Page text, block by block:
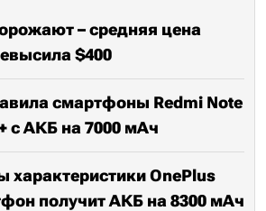
– средняя цена
$400
смартфоны Redmi Note
с АКБ на 7000 мАч
характеристики OnePlus
получит АКБ на 8300 мАч